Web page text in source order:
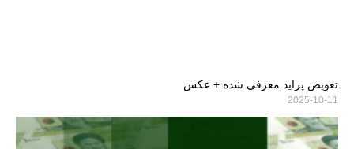
تعویض پراید معرفی شده + عکس
2025-10-11